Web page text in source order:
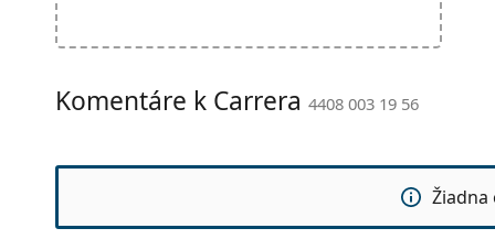
Komentáre k Carrera 4408 003 19 56
Žiadna